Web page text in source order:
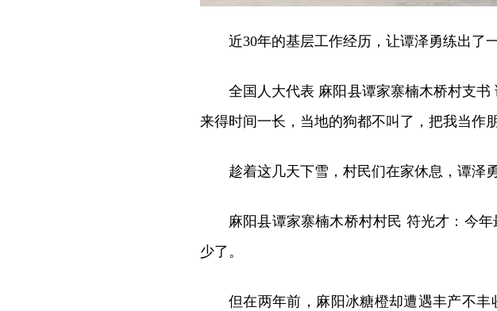
近30年的基层工作经历，让谭泽勇练出了一
全国人大代表 麻阳县谭家寨楠木桥村支
来得时间一长，当地的狗都不叫了，把我当作朋
趁着这几天下雪，村民们在家休息，谭泽
麻阳县谭家寨楠木桥村村民 符光才：今
少了。
但在两年前，麻阳冰糖橙却遭遇丰产不